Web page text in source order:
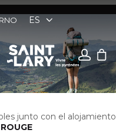
ES
junto con el alojamiento